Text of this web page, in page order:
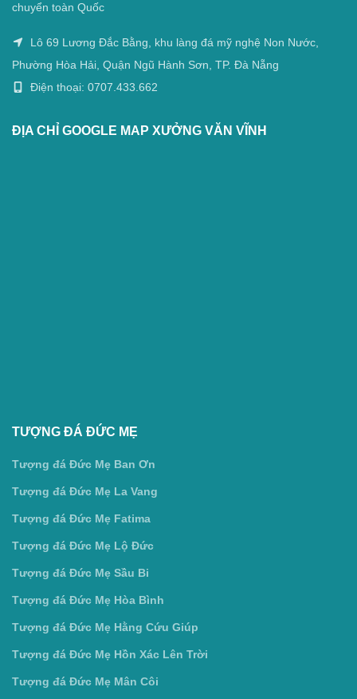
chuyển toàn Quốc
Lô 69 Lương Đắc Bằng, khu làng đá mỹ nghệ Non Nước,
Phường Hòa Hải, Quận Ngũ Hành Sơn, TP. Đà Nẵng
Điện thoại: 0707.433.662
ĐỊA CHỈ GOOGLE MAP XƯỞNG VĂN VĨNH
TƯỢNG ĐÁ ĐỨC MẸ
Tượng đá Đức Mẹ Ban Ơn
Tượng đá Đức Mẹ La Vang
Tượng đá Đức Mẹ Fatima
Tượng đá Đức Mẹ Lộ Đức
Tượng đá Đức Mẹ Sầu Bi
Tượng đá Đức Mẹ Hòa Bình
Tượng đá Đức Mẹ Hằng Cứu Giúp
Tượng đá Đức Mẹ Hồn Xác Lên Trời
Tượng đá Đức Mẹ Mân Côi